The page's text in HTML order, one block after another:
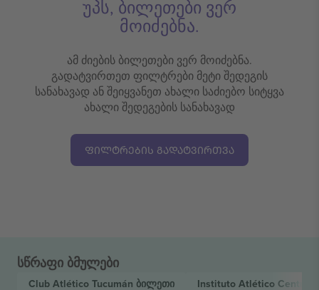
უპს, ბილეთები ვერ
მოიძებნა.
ამ ძიების ბილეთები ვერ მოიძებნა.
გადატვირთეთ ფილტრები მეტი შედეგის
სანახავად ან შეიყვანეთ ახალი საძიებო სიტყვა
ახალი შედეგების სანახავად
ᲤᲘᲚᲢᲠᲔᲑᲘᲡ ᲒᲐᲓᲐᲢᲕᲘᲠᲗᲕᲐ
სწრაფი ბმულები
Club Atlético Tucumán ბილეთი Instituto Atlético Central